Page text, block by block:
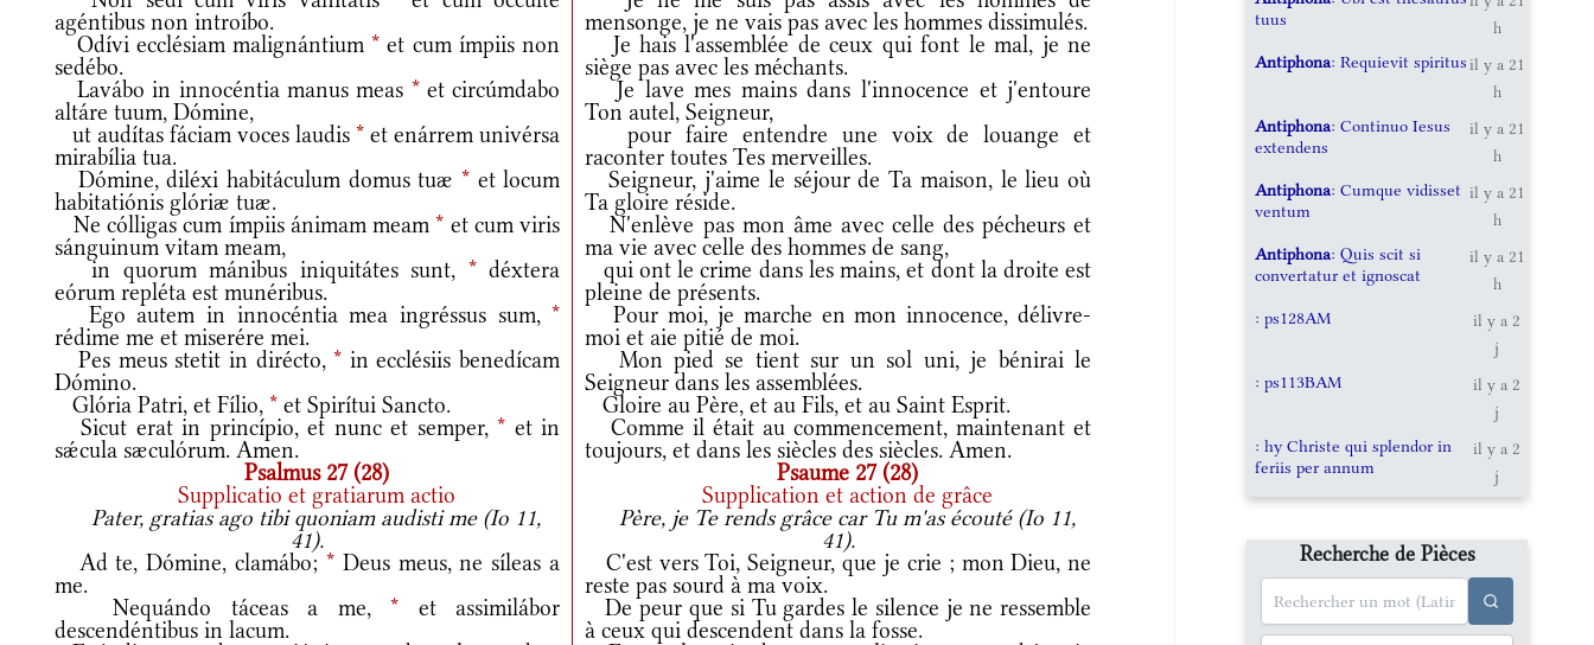
agéntibus non introíbo.
mensonge, je ne vais pas avec les hommes dissimulés.
Odívi ecclésiam malignántium * et cum ímpiis non
sedébo.
Je hais l'assemblée de ceux qui font le mal, je ne
siège pas avec les méchants.
Lavábo in innocéntia manus meas *et circúmdabo
altáre tuum, Dómine,
Je lave mes mains dans l'innocence et j'entoure
Ton autel, Seigneur,
ut audítas fáciam voces laudis * et enárrem univérsa
mirabília tua.
pour faire entendre une voix de louange et
raconter toutes Tes merveilles.
Dómine, diléxi habitáculum domus tuæ *et locum
habitatiónis glóriæ tuæ.
Seigneur, j'aime le séjour de Ta maison, le lieu où
Ta gloire réside.
Ne cólligas cum ímpiis ánimam meam * et cum viris
sánguinum vitam meam,
N'enlève pas mon âme avec celle des pécheurs et
ma vie avec celle des hommes de sang,
in quorum mánibus iniquitátes sunt, *déxtera
eórum repléta est munéribus.
qui ont le crime dans les mains, et dont la droite est
pleine de présents.
Ego autem in innocéntia mea ingréssus sum, *
rédime me et miserére mei.
Pour moi, je marche en mon innocence, délivre-
moi et aie pitié de moi.
Pes meus stetit in dirécto, * in ecclésiis benedícam
Dómino.
Mon pied se tient sur un sol uni, je bénirai le
Seigneur dans les assemblées.
Glória Patri, et Fílio, * et Spirítui Sancto.
Gloire au Père, et au Fils, et au Saint Esprit.
Sicut erat in princípio, et nunc et semper, * et in
sǽcula sæculórum. Amen.
Comme il était au commencement, maintenant et
toujours, et dans les siècles des siècles. Amen.
Psalmus 27 (28)
Psaume 27 (28)
Supplicatio et gratiarum actio
Supplication et action de grâce
Pater, gratias ago tibi quoniam audisti me (Io 11,
41).
Père, je Te rends grâce car Tu m'as écouté (Io 11,
41).
Ad te, Dómine, clamábo; *Deus meus, ne síleas a
me.
C'est vers Toi, Seigneur, que je crie ; mon Dieu, ne
reste pas sourd à ma voix.
Nequándo táceas a me, * et assimilábor
descendéntibus in lacum.
De peur que si Tu gardes le silence je ne ressemble
à ceux qui descendent dans la fosse.
tuus
h
Antiphona: Requievit spiritus il y a 21
h
Antiphona: Continuo Iesus
extendens
il y a 21
h
Antiphona: Cumque vidisset
ventum
il y a 21
h
Antiphona: Quis scit si
convertatur et ignoscat
il y a 21
h
: ps128AM
il y a 2
j
: ps113BAM
il y a 2
j
: hy Christe qui splendor in
feriis per annum
il y a 2
j
Recherche de Pièces